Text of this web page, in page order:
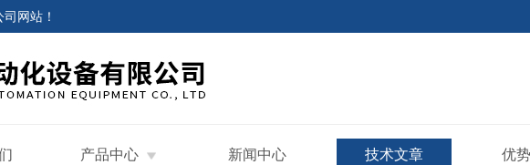
司网站 ！
产品中心 新闻中心 技术文章 优